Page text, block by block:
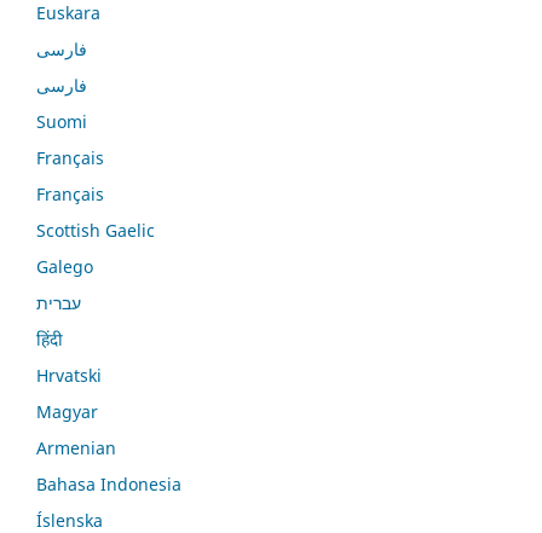
Euskara
فارسی
فارسی
Suomi
Français
Français
Scottish Gaelic
Galego
עברית
हिंदी
Hrvatski
Magyar
Armenian
Bahasa Indonesia
Íslenska